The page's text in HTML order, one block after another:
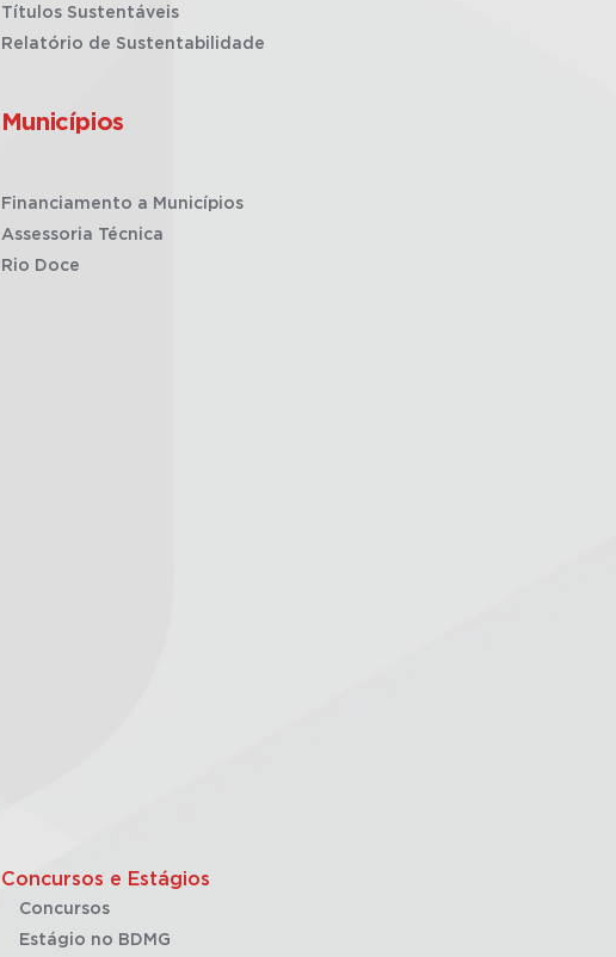
Títulos Sustentáveis
Relatório de Sustentabilidade
Municípios
Financiamento a Municípios
Assessoria Técnica
Rio Doce
Concursos e Estágios
Concursos
Estágio no BDMG